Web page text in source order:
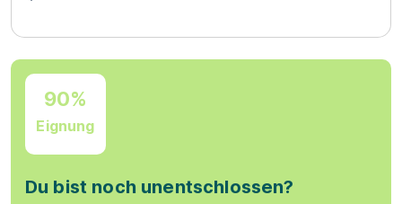
90%
Eignung
Du bist noch unentschlossen?